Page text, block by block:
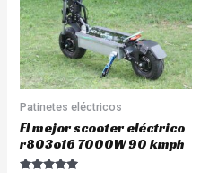
Patinetes eléctricos
El mejor scooter eléctrico
r803o16 7000W 90 kmph